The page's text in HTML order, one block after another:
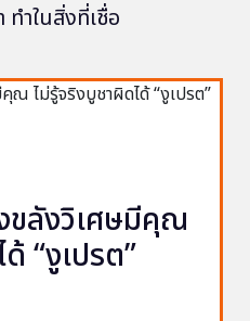
ทำในสิ่งที่เชื่อ
ขลังวิเศษมีคุณ
“งูเปรต”